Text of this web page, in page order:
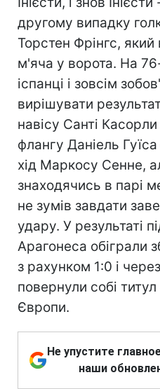
другому випадку
Торстен Фрінгс,
м'яча у ворота. На
іспанці і зовсім
вирішувати
навісу Санті
флангу Даніель
хід Маркосу Сенне,
знаходячись в парі
не зумів завдати
удару. У результаті
Арагонеса обіграли
з рахунком 1:0 і
повернули собі
Європи.
Не упустите
наши